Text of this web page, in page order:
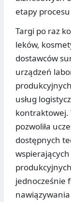
etapy
Targi po raz
leków,
dostawców
urządzeń
usług
kontraktowej.
pozwoliła
dostępnych
jednocześnie